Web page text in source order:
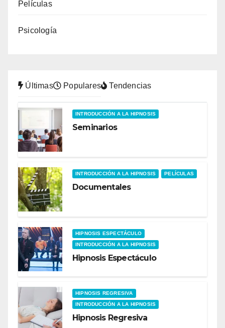
Películas
Psicología
Últimas Populares Tendencias
INTRODUCCIÓN A LA HIPNOSIS
Seminarios
INTRODUCCIÓN A LA HIPNOSIS PELÍCULAS
Documentales
HIPNOSIS ESPECTÁCULO
INTRODUCCIÓN A LA HIPNOSIS
Hipnosis Espectáculo
HIPNOSIS REGRESIVA
INTRODUCCIÓN A LA HIPNOSIS
Hipnosis Regresiva